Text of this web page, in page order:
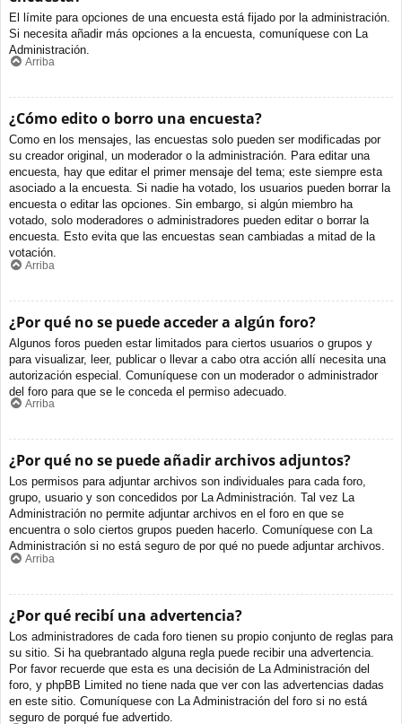
El límite para opciones de una encuesta está fijado por la administración.
Si necesita añadir más opciones a la encuesta, comuníquese con La
Administración.
Arriba
¿Cómo edito o borro una encuesta?
Como en los mensajes, las encuestas solo pueden ser modificadas por
su creador original, un moderador o la administración. Para editar una
encuesta, hay que editar el primer mensaje del tema; este siempre esta
asociado a la encuesta. Si nadie ha votado, los usuarios pueden borrar la
encuesta o editar las opciones. Sin embargo, si algún miembro ha
votado, solo moderadores o administradores pueden editar o borrar la
encuesta. Esto evita que las encuestas sean cambiadas a mitad de la
votación.
Arriba
¿Por qué no se puede acceder a algún foro?
Algunos foros pueden estar limitados para ciertos usuarios o grupos y
para visualizar, leer, publicar o llevar a cabo otra acción allí necesita una
autorización especial. Comuníquese con un moderador o administrador
del foro para que se le conceda el permiso adecuado.
Arriba
¿Por qué no se puede añadir archivos adjuntos?
Los permisos para adjuntar archivos son individuales para cada foro,
grupo, usuario y son concedidos por La Administración. Tal vez La
Administración no permite adjuntar archivos en el foro en que se
encuentra o solo ciertos grupos pueden hacerlo. Comuníquese con La
Administración si no está seguro de por qué no puede adjuntar archivos.
Arriba
¿Por qué recibí una advertencia?
Los administradores de cada foro tienen su propio conjunto de reglas para
su sitio. Si ha quebrantado alguna regla puede recibir una advertencia.
Por favor recuerde que esta es una decisión de La Administración del
foro, y phpBB Limited no tiene nada que ver con las advertencias dadas
en este sitio. Comuníquese con La Administración del foro si no está
seguro de porqué fue advertido.